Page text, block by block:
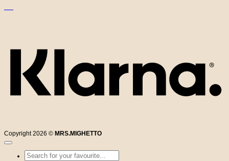
Copyright 2026 © MRS.MIGHETTO
Sök